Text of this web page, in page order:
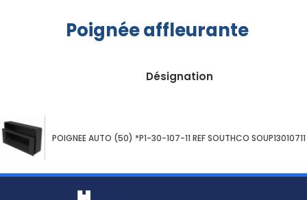
Catalogue
Documentations
Poignée affleurante
Désignation
POIGNEE AUTO (50) *P1-30-107-11 REF SOUTHCO SOUP13010711